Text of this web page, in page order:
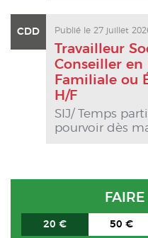
CDD Publié le 27 juillet
Travailleur
Conseiller
Familiale ou
H/F
SIJ/ Temps
pourvoir dès
20 € 50 €